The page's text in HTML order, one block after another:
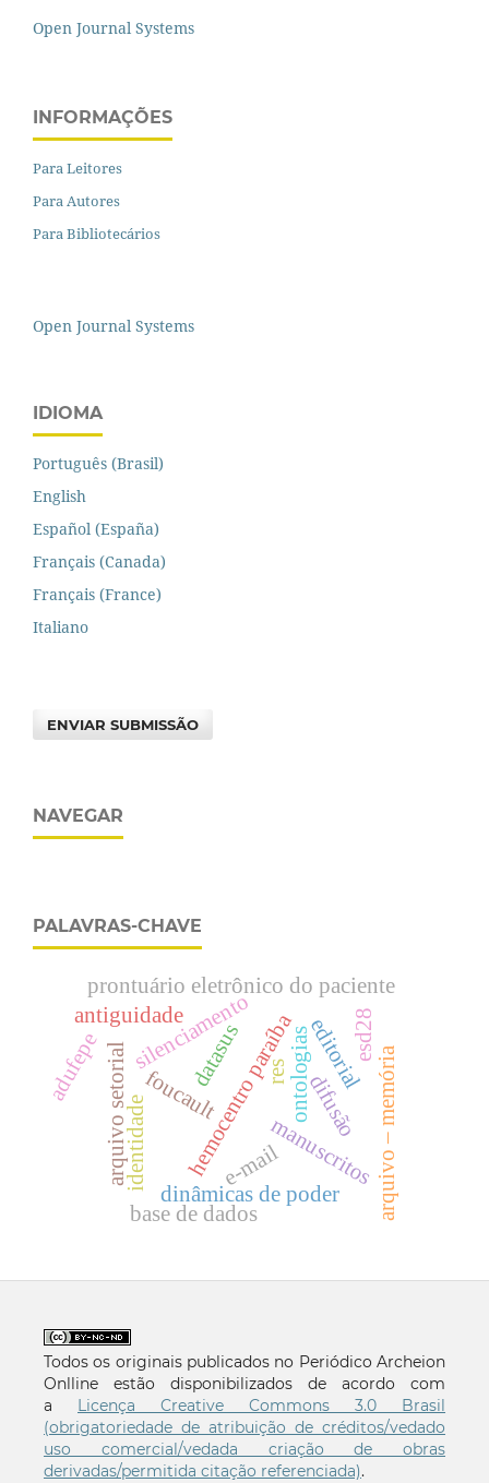
Open Journal Systems
INFORMAÇÕES
Para Leitores
Para Autores
Para Bibliotecários
Open Journal Systems
IDIOMA
Português (Brasil)
English
Español (España)
Français (Canada)
Français (France)
Italiano
ENVIAR SUBMISSÃO
NAVEGAR
PALAVRAS-CHAVE
hemocentro paraíbaeditorial
manuscritos
silenciamento
dinâmicas de poder
foucault arquivo – memória
prontuário eletrônico do paciente
antiguidade
ontologias
arquivo setorialidentidade difusão
e-mail
res
esd28
datasus
base de dados
adufepe
Todos os originais publicados no Periódico Archeion
Onlline estão disponibilizados de acordo com
a Licença Creative Commons 3.0 Brasil
(obrigatoriedade de atribuição de créditos/vedado
uso comercial/vedada criação de obras
derivadas/permitida citação referenciada).